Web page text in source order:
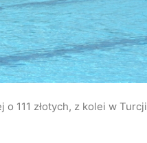
111 złotych, z kolei w Turcji